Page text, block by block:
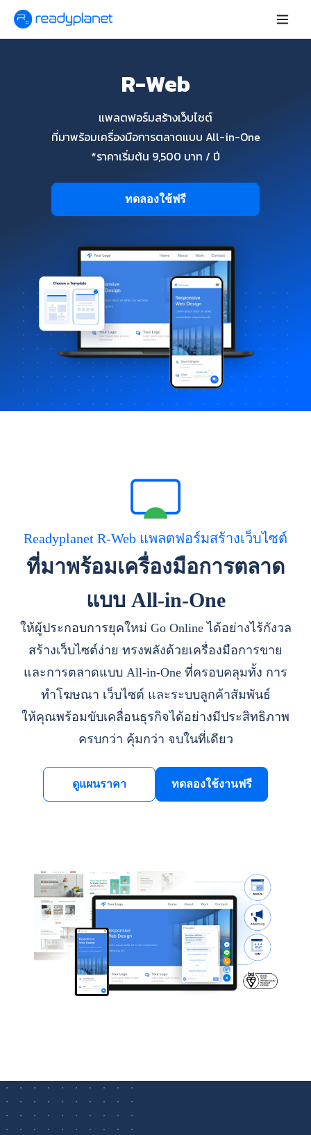
R-Web
แพลตฟอร์มสร้างเว็บไซต์
ที่มาพร้อมเครื่องมือการตลาดแบบ All-in-One
*ราคาเริ่มต้น 9,500 บาท / ปี
ทดลองใช้ฟรี
Readyplanet R-Web แพลตฟอร์มสร้างเว็บไซต์
ที่มาพร้อมเครื่องมือการตลาด
แบบ All-in-One
ให้ผู้ประกอบการยุคใหม่ Go Online ได้อย่างไร้กังวล
สร้างเว็บไซต์ง่าย ทรงพลังด้วยเครื่องมือการขาย
และการตลาดแบบ All-in-One ที่ครอบคลุมทั้ง การ
ทำโฆษณา เว็บไซต์ และระบบลูกค้าสัมพันธ์
ให้คุณพร้อมขับเคลื่อนธุรกิจได้อย่างมีประสิทธิภาพ
ครบกว่า คุ้มกว่า จบในที่เดียว
ดูแผนราคา ทดลองใช้งานฟรี